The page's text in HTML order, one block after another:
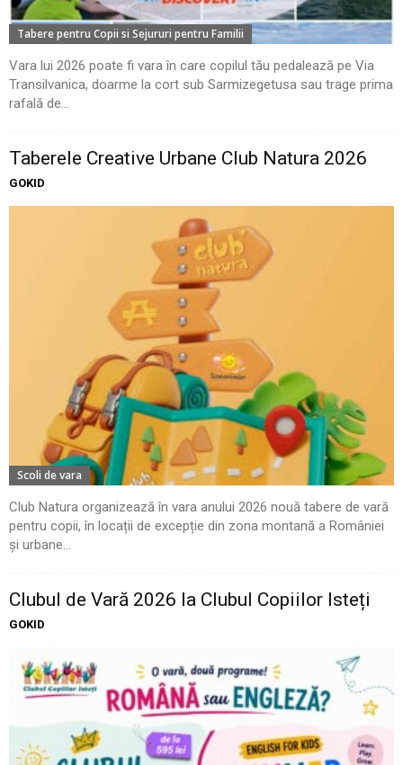
Tabere pentru Copii si Sejururi pentru Familii
Vara lui 2026 poate fi vara în care copilul tău pedalează pe Via
Transilvanica, doarme la cort sub Sarmizegetusa sau trage prima
rafală de...
Taberele Creative Urbane Club Natura 2026
GOKID
Scoli de vara
Club Natura organizează în vara anului 2026 nouă tabere de vară
pentru copii, în locații de excepție din zona montană a României
și urbane...
Clubul de Vară 2026 la Clubul Copiilor Isteți
GOKID